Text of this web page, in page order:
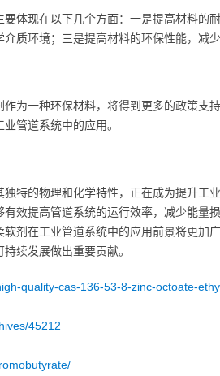
体现在以下几个方面：一是提高材料的
质环境；三是提高材料的环保性能，减少
为一种环保材料，将得到更多的政策支
管道系统中的应用。
特的物理和化学特性，正在成为提升工
效提高管道系统的运行效率，减少能量
剂在工业管道系统中的应用前景将更加
续发展做出重要贡献。
quality-cas-136-53-8-zinc-octoate-
45212